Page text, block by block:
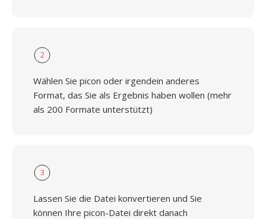
2
Wählen Sie picon oder irgendein anderes
Format, das Sie als Ergebnis haben wollen (mehr
als 200 Formate unterstützt)
3
Lassen Sie die Datei konvertieren und Sie
können Ihre picon-Datei direkt danach